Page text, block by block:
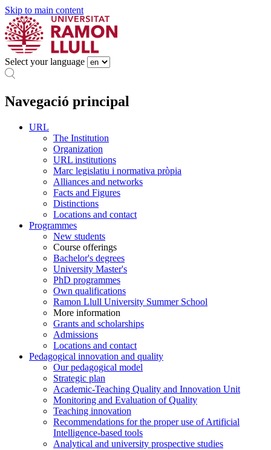
Skip to main content
Select your language
Navegació principal
URL
The Institution
Organization
URL institutions
Marc legislatiu i normativa pròpia
Alliances and networks
Facts and Figures
Distinctions
Locations and contact
Programmes
New students
Course offerings
Bachelor's degrees
University Master's
PhD programmes
Own qualifications
Ramon Llull University Summer School
More information
Grants and scholarships
Admissions
Locations and contact
Pedagogical innovation and quality
Our pedagogical model
Strategic plan
Academic-Teaching Quality and Innovation Unit
Monitoring and Evaluation of Quality
Teaching innovation
Recommendations for the proper use of Artificial
Intelligence-based tools
Analytical and university prospective studies